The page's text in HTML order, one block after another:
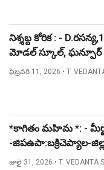
నిశ్శబ్ద కోరిక : -
మోడల్ స్కూల్, ఘన్పూర్
ఫిబ్రవరి 11, 2026 • T.
*కాగితం మహిమ *: -
-జిపఉపా:బక్రిచెప్యాల-
జులై 31, 2026 • T. VEDANTA